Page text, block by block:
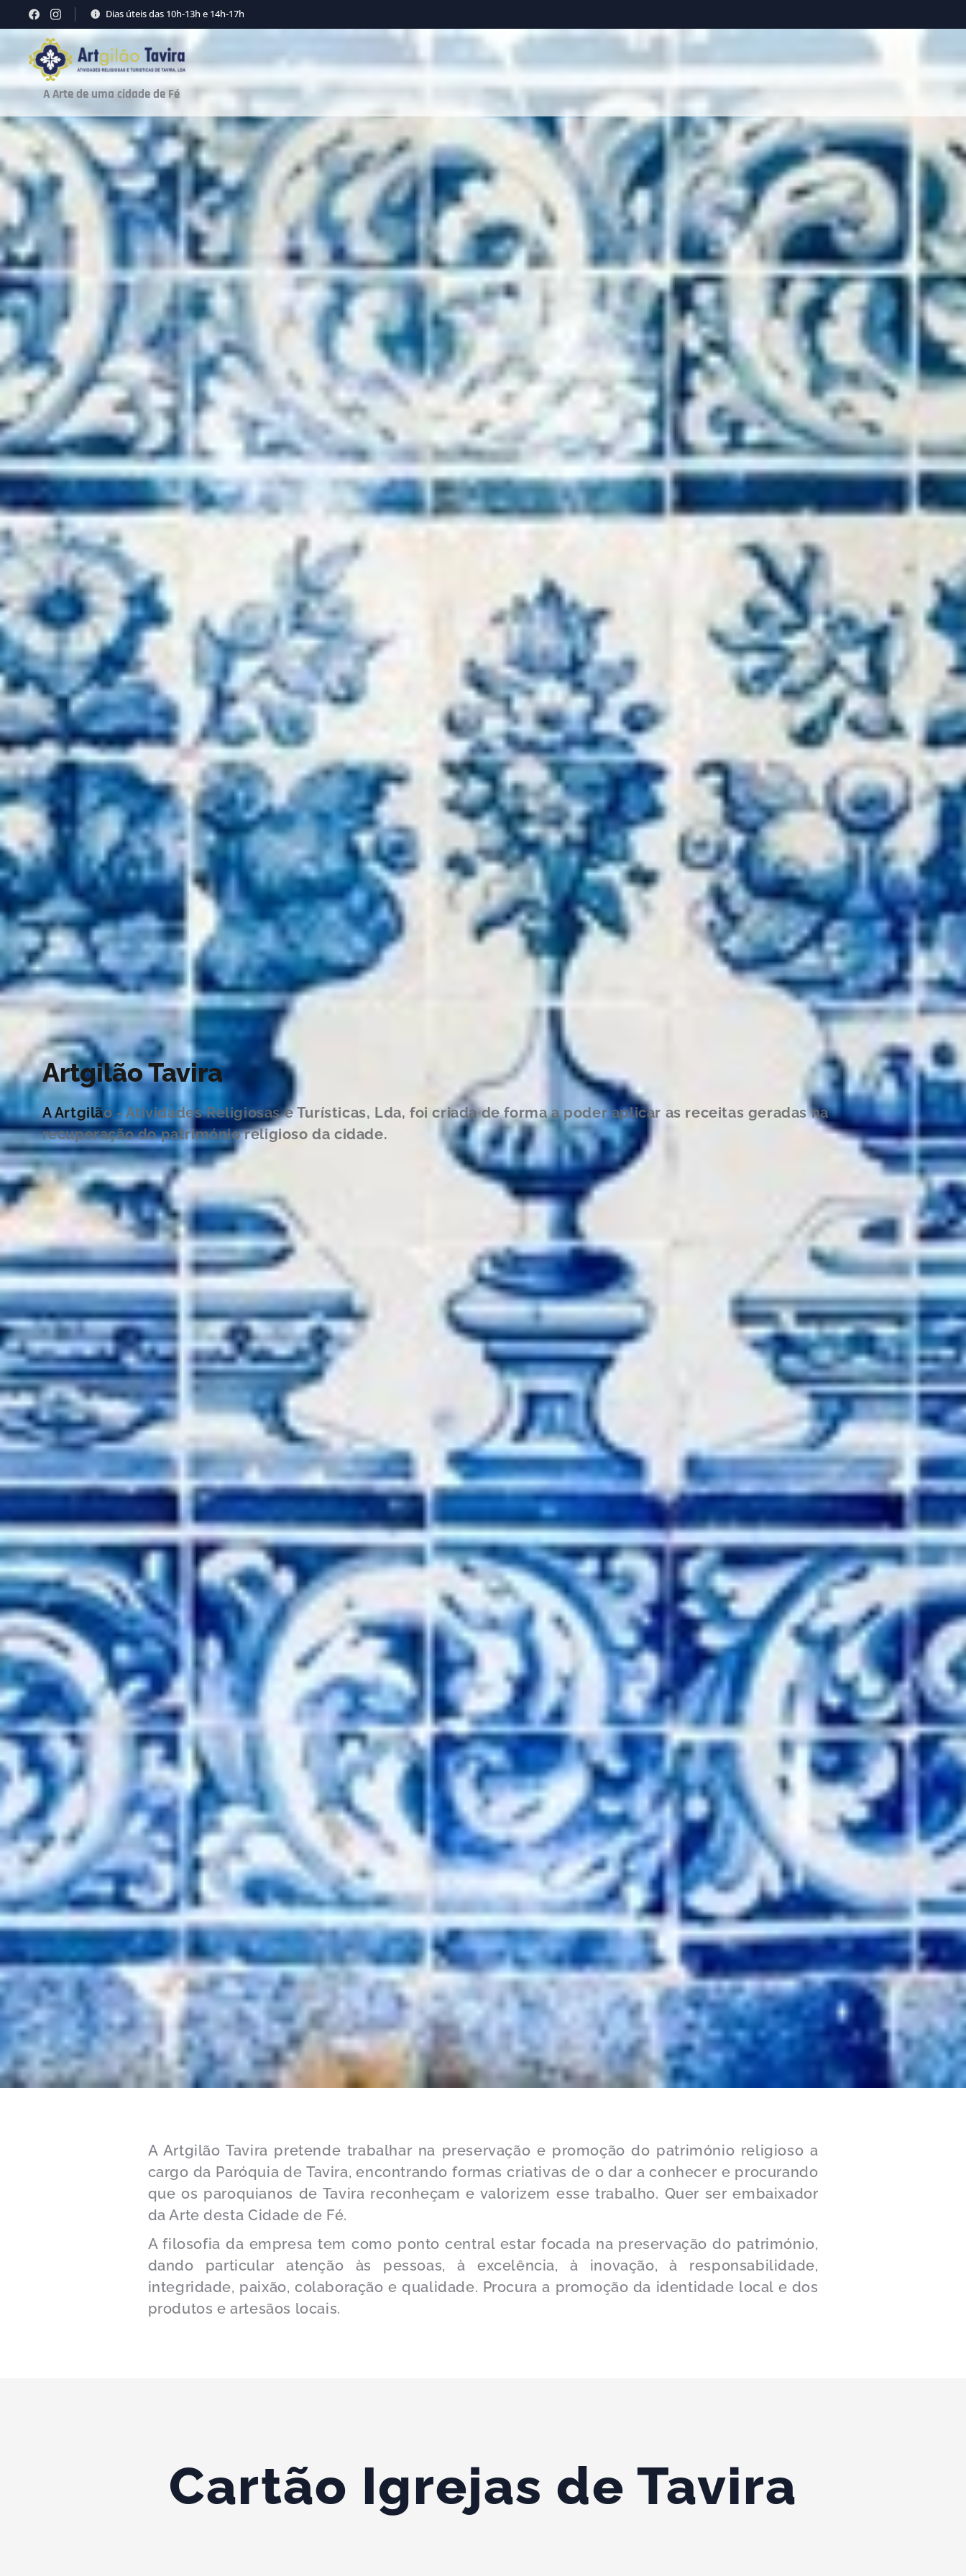
Dias úteis das 10h-13h e 14h-17h
A Arte de uma cidade de Fé
Artgilão Tavira
A Artgilão - Atividades Religiosas e Turísticas, Lda, foi criada de forma a poder aplicar as receitas geradas na
recuperação do património religioso da cidade.
A Artgilão Tavira pretende trabalhar na preservação e promoção do património religioso a
cargo da Paróquia de Tavira, encontrando formas criativas de o dar a conhecer e procurando
que os paroquianos de Tavira reconheçam e valorizem esse trabalho. Quer ser embaixador
da Arte desta Cidade de Fé.
A filosofia da empresa tem como ponto central estar focada na preservação do património,
dando particular atenção às pessoas, à excelência, à inovação, à responsabilidade,
integridade, paixão, colaboração e qualidade. Procura a promoção da identidade local e dos
produtos e artesãos locais.
Cartão Igrejas de Tavira